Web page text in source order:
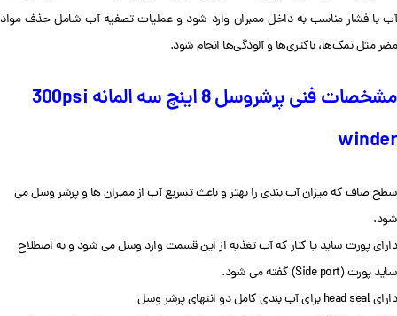
آب با فشار مناسب به داخل ممبران وارد شود و عملیات تصفیه آب شامل حذف مواد
مضر مثل نمک‌ها، باکتری‌ها و آلودگی‌ها انجام شود.
مشخصات فنی پرشروسل 8 اینچ سه المانه 300psi
winder
سطح صاف که میزان آب بندی را بهتر و باعث تسریع آب از ممبران ها و پرشر وسل می
شود.
دارای پورت ساید یا کنار که آب تغذیه از این قسمت وارد وسل می شود و به اصطلاح
ساید پورت (Side port) گفته می شود.
دارای head seal برای آب بندی کامل دو انتهای پرشر وسل